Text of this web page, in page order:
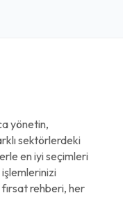
yönetin,
sektörlerdeki
en iyi seçimleri
işlemlerinizi
rehberi, her